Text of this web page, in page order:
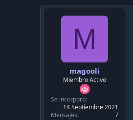
M
magooli
Miembro Activo
Se incorporó
14 Septiembre 2021
Mensajes
7